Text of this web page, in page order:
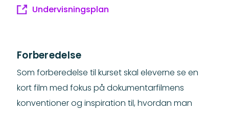
Undervisningsplan
Forberedelse
Som forberedelse til kurset skal eleverne se en
kort film med fokus på dokumentarfilmens
konventioner og inspiration til, hvordan man